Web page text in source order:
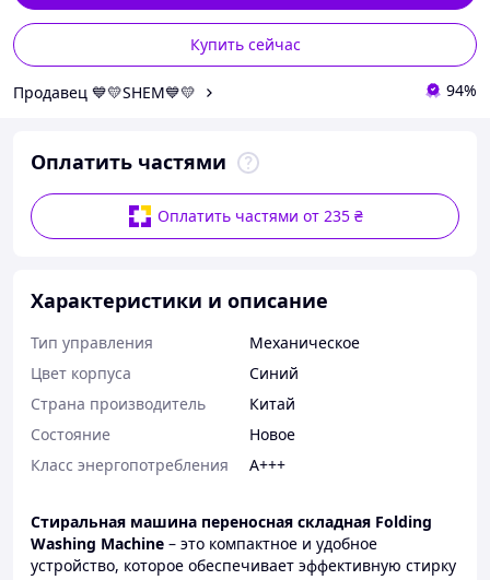
Купить сейчас
Продавец 💙💛SHEM💙💛 94%
Оплатить частями
Оплатить частями от 235 ₴
Характеристики и описание
Тип управления
Механическое
Цвет корпуса
Синий
Страна производитель
Китай
Состояние
Новое
Класс энергопотребления
A+++
Стиральная машина переносная складная Folding
Washing Machine – это компактное и удобное
устройство, которое обеспечивает эффективную стирку